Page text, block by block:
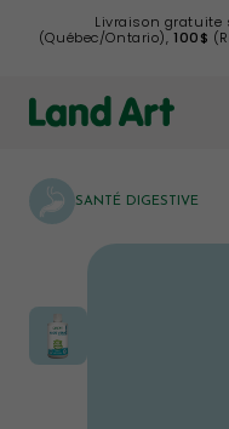
Livraison gratuite
(Québec/Ontario), 100$
SANTÉ DIGESTIVE